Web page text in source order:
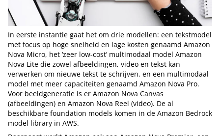
In eerste instantie gaat het om drie modellen: een tekstmodel
met focus op hoge snelheid en lage kosten genaamd Amazon
Nova Micro, het ‘zeer low-cost’ multimodaal model Amazon
Nova Lite die zowel afbeeldingen, video en tekst kan
verwerken om nieuwe tekst te schrijven, en een multimodaal
model met meer capaciteiten genaamd Amazon Nova Pro.
Voor beeldgeneratie is er Amazon Nova Canvas
(afbeeldingen) en Amazon Nova Reel (video). De al
beschikbare foundation models komen in de Amazon Bedrock
model library in AWS.